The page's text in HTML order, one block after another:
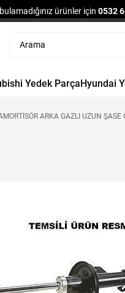
ürünler için 0532
Yedek ParçaHyundai
ARKA GAZLI UZUN ŞASE